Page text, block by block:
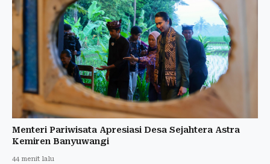
Menteri Pariwisata Apresiasi Desa Sejahtera Astra
Kemiren Banyuwangi
44 menit lalu